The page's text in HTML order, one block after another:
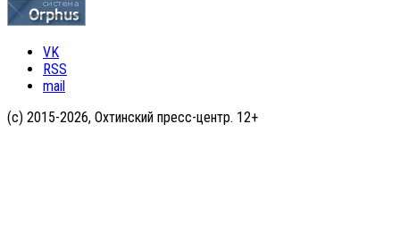
VK
RSS
mail
(с) 2015-2026, Охтинский пресс-центр. 12+